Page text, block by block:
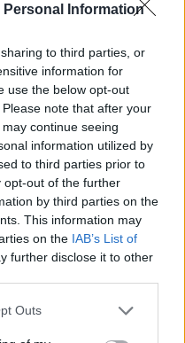
Personal Information
to third parties, or
information for
use the below opt-out
note that after your
continue seeing
information utilized by
to third parties prior to
opt-out of the further
by third parties on the
This information may
on the IAB’s List of
further disclose it to other
Outs